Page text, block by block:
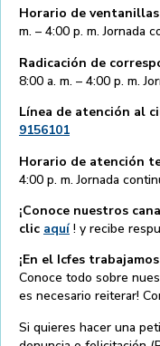
Horario de
m. – 4:00 p. m. Jornada
Radicación de
8:00 a. m. – 4:00 p. m.
Línea de atención al
9156101
Horario de atención
4:00 p. m. Jornada
¡Conoce nuestros
clic aquí! y recibe
¡En el Icfes
Conoce todo sobre
es necesario reiterar!
Si quieres hacer una